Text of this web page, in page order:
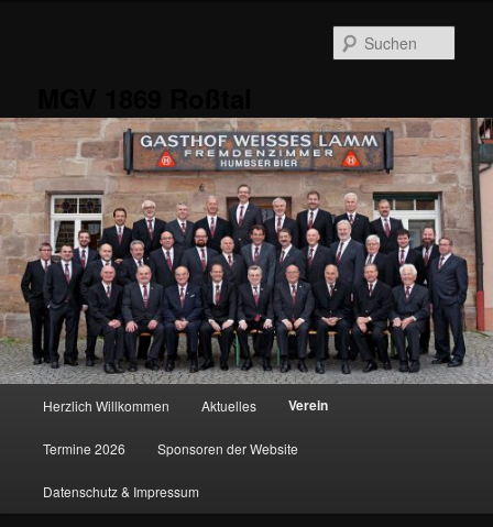
Herzlich Willkommen Aktuelles Verein
Termine 2026 Sponsoren der Website
Datenschutz & Impressum